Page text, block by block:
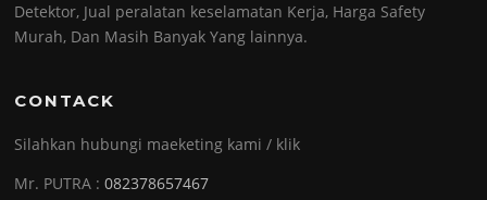
Detektor, Jual peralatan keselamatan Kerja, Harga Safety
Murah, Dan Masih Banyak Yang lainnya.
CONTACK
Silahkan hubungi maeketing kami / klik
Mr. PUTRA :082378657467